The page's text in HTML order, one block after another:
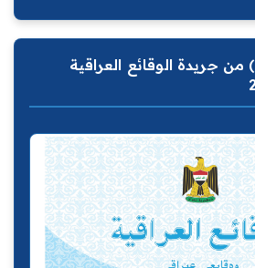
صدر العدد (4875) من جريدة الوقائع العراقية